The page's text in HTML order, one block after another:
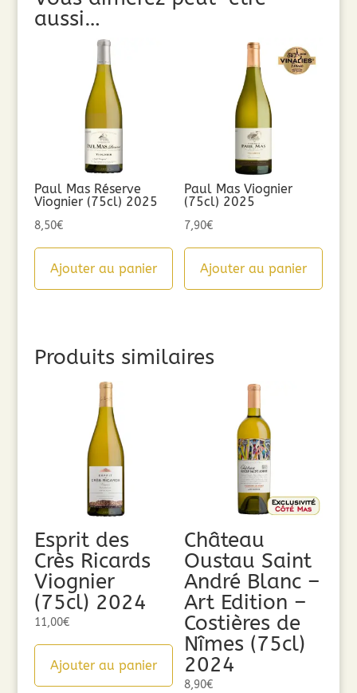
aussi…
Paul Mas Réserve
Viognier (75cl) 2025
8,50€
Ajouter au panier
Paul Mas Viognier
(75cl) 2025
7,90€
Ajouter au panier
Produits similaires
Esprit des
Crès Ricards
Viognier
(75cl) 2024
11,00€
Ajouter au panier
Château
Oustau Saint
André Blanc –
Art Edition –
Costières de
Nîmes (75cl)
2024
8,90€